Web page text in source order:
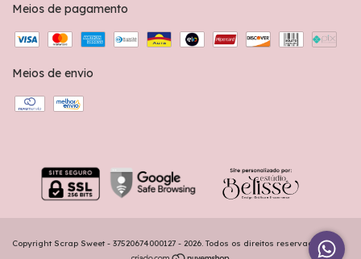
Meios de pagamento
Meios de envio
Copyright Scrap Sweet - 37520674000127 - 2026. Todos os direitos reservados.